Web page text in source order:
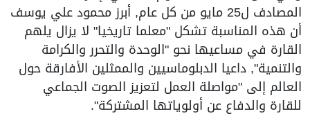
المصادف ل25 مايو من كل عام, أبرز محمود علي يوسف
أن هذه المناسبة تشكل "معلما تاريخيا" لا يزال يلهم
القارة في مساعيها نحو "الوحدة والتحرر والكرامة
والتنمية", داعيا الدبلوماسيين والممثلين الأفارقة حول
العالم إلى "مواصلة العمل لتعزيز الصوت الجماعي
للقارة والدفاع عن أولوياتها المشتركة".